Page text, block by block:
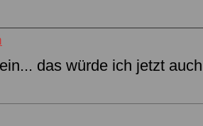
das würde ich jetzt